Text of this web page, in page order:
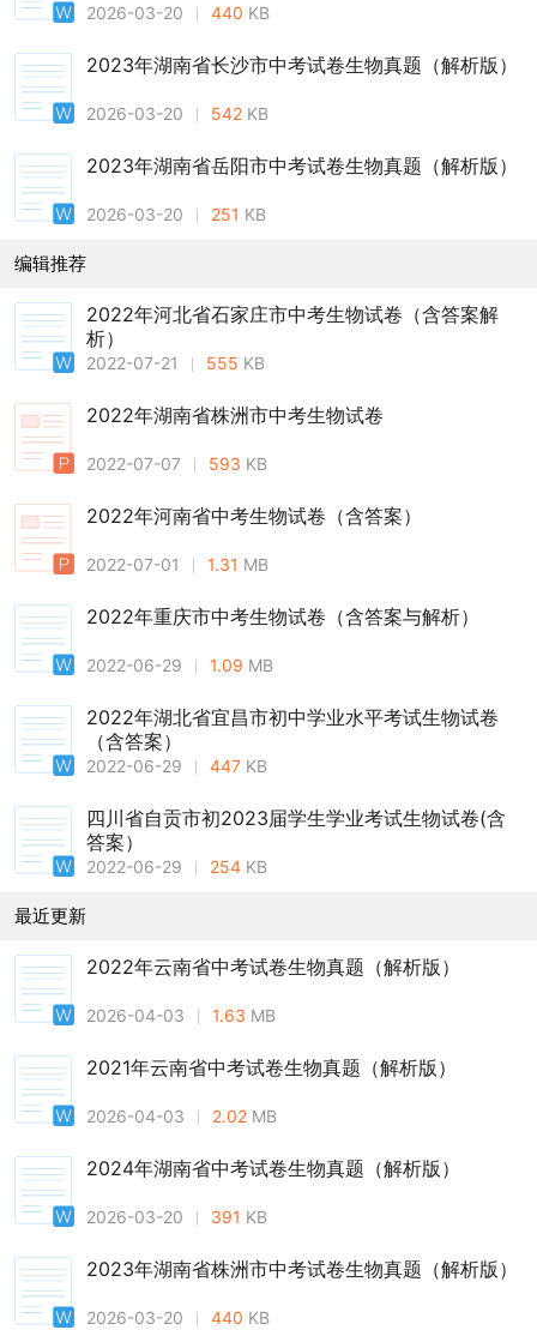
2026-03-20 440 KB
2023年湖南省长沙市中考试卷生物真题（解析版）
2026-03-20 542 KB
2023年湖南省岳阳市中考试卷生物真题（解析版）
2026-03-20 251 KB
编辑推荐
2022年河北省石家庄市中考生物试卷（含答案解
析）
2022-07-21 555 KB
2022年湖南省株洲市中考生物试卷
2022-07-07 593 KB
2022年河南省中考生物试卷（含答案）
2022-07-01 1.31 MB
2022年重庆市中考生物试卷（含答案与解析）
2022-06-29 1.09 MB
2022年湖北省宜昌市初中学业水平考试生物试卷
（含答案）
2022-06-29 447 KB
四川省自贡市初2023届学生学业考试生物试卷(含
答案）
2022-06-29 254 KB
最近更新
2022年云南省中考试卷生物真题（解析版）
2026-04-03 1.63 MB
2021年云南省中考试卷生物真题（解析版）
2026-04-03 2.02 MB
2024年湖南省中考试卷生物真题（解析版）
2026-03-20 391 KB
2023年湖南省株洲市中考试卷生物真题（解析版）
2026-03-20 440 KB